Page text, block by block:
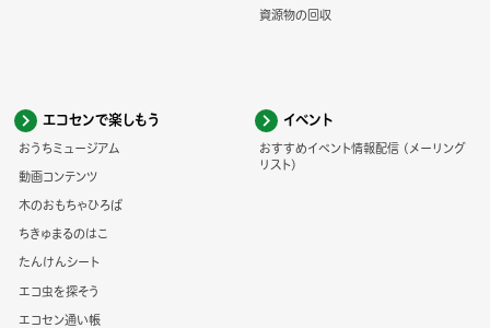
資源物の回収
エコセンで楽しもう
おうちミュージアム
動画コンテンツ
木のおもちゃひろば
ちきゅまるのはこ
たんけんシート
エコ虫を探そう
エコセン通い帳
イベント
おすすめイベント情報配信 (メーリング
リスト)